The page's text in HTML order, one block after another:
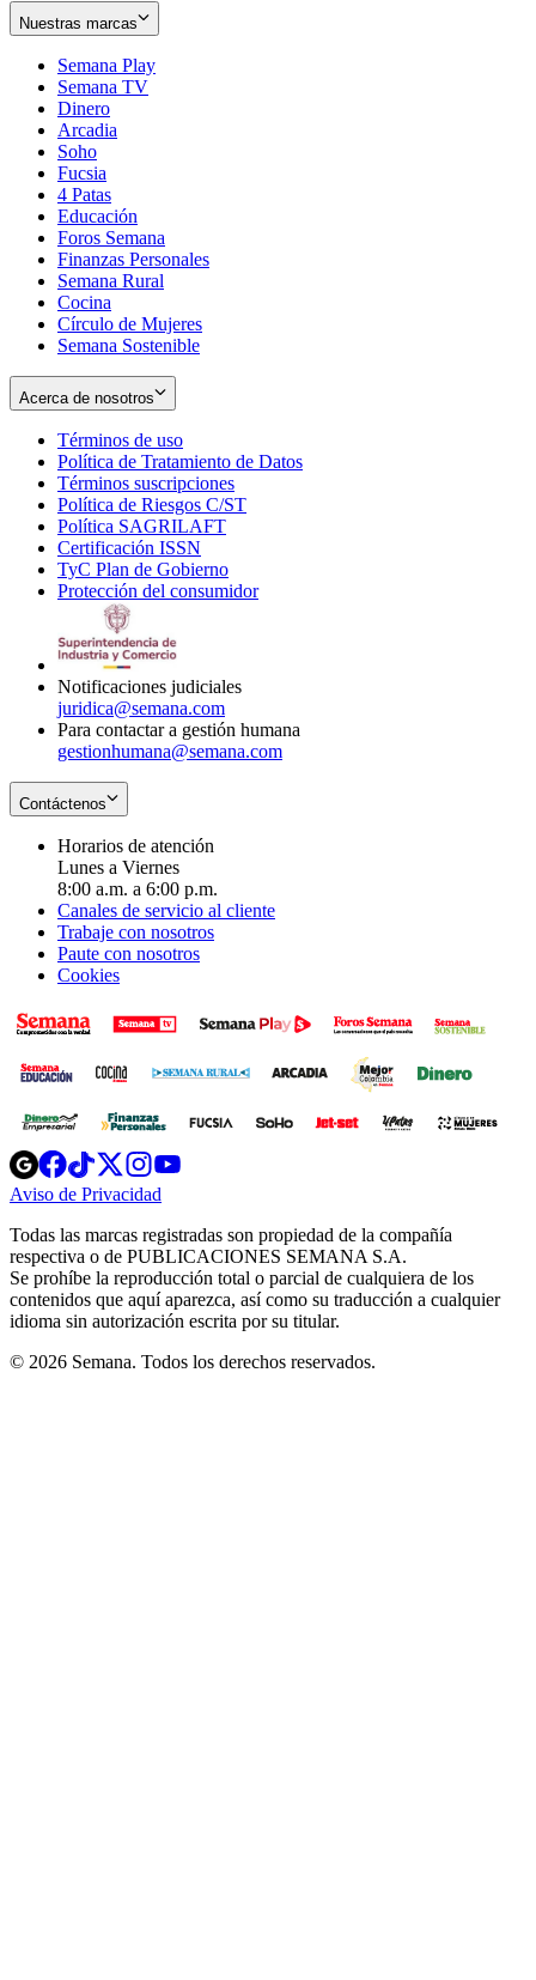
Nuestras marcas
Semana Play
Semana TV
Dinero
Arcadia
Soho
in
new
window
Fucsia
in
new
window
4 Patas
Educación
Foros Semana
Finanzas Personales
Semana Rural
Cocina
Círculo de Mujeres
Semana Sostenible
Acerca de nosotros
Términos de uso
in
new
window
Política de Tratamiento de Datos
Términos suscripciones
in
Política de Riesgos C/ST
Política SAGRILAFT
new
window
Certificación ISSN
in
new
TyC Plan de Gobierno
in
Protección del consumidorOpens
Notificaciones judiciales
juridica@semana.com
Para contactar a gestión humana
gestionhumana@semana.com
Contáctenos
Horarios de atención
Lunes a Viernes
8:00 a.m. a 6:00 p.m.
Canales de servicio al cliente
Trabaje con nosotros
Paute con nosotros
Cookies
Opens
in
new
Opens
in
new
Opens
in
new
window
Opens
new
windowwindow
Aviso de Privacidad
new
window
Todas las marcas registradas son propiedad de la compañía
respectiva o de PUBLICACIONES SEMANA S.A.
Se prohíbe la reproducción total o parcial de cualquiera de los
contenidos que aquí aparezca, así como su traducción a cualquier
idioma sin autorización escrita por su titular.
© 2026 Semana. Todos los derechos reservados.